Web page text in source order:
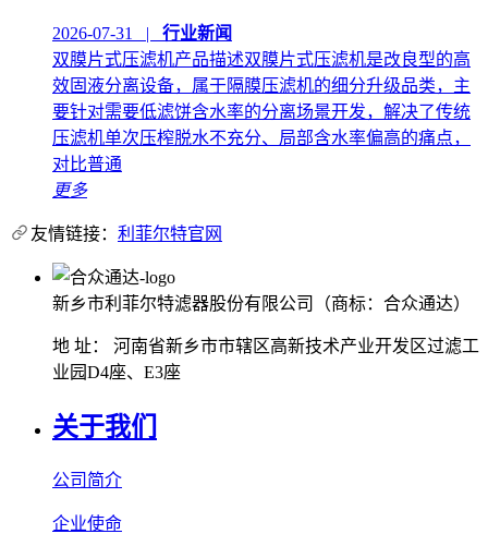
2026-07-31 | 行业新闻
双膜片式压滤机产品描述双膜片式压滤机是改良型的高
效固液分离设备，属于隔膜压滤机的细分升级品类，主
要针对需要低滤饼含水率的分离场景开发，解决了传统
压滤机单次压榨脱水不充分、局部含水率偏高的痛点，
对比普通
更多
友情链接： 利菲尔特官网
新乡市利菲尔特滤器股份有限公司（商标：合众通达）
地 址： 河南省新乡市市辖区高新技术产业开发区过滤工
业园D4座、E3座
关于我们
公司简介
企业使命